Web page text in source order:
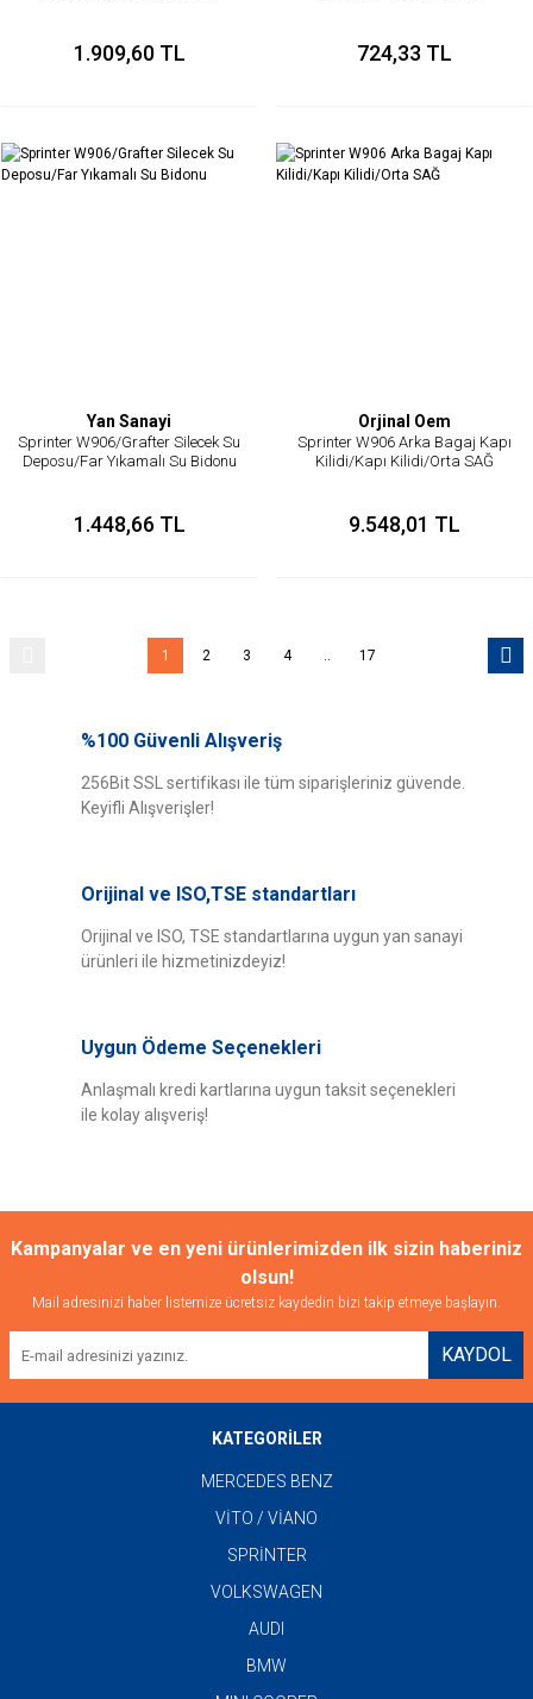
1.909,60 TL 724,33 TL
Yan Sanayi
Sprinter W906/Grafter Silecek Su
Deposu/Far Yıkamalı Su Bidonu
1.448,66 TL
Orjinal Oem
Sprinter W906 Arka Bagaj Kapı
Kilidi/Kapı Kilidi/Orta SAĞ
9.548,01 TL
1 2 3 4 .. 17
%100 Güvenli Alışveriş
256Bit SSL sertifikası ile tüm siparişleriniz güvende.
Keyifli Alışverişler!
Orijinal ve ISO,TSE standartları
Orijinal ve ISO, TSE standartlarına uygun yan sanayi
ürünleri ile hizmetinizdeyiz!
Uygun Ödeme Seçenekleri
Anlaşmalı kredi kartlarına uygun taksit seçenekleri
ile kolay alışveriş!
Kampanyalar ve en yeni ürünlerimizden ilk sizin haberiniz
olsun!
Mail adresinizi haber listemize ücretsiz kaydedin bizi takip etmeye başlayın.
KAYDOL
KATEGORİLER
MERCEDES BENZ
VİTO / VİANO
SPRİNTER
VOLKSWAGEN
AUDI
BMW